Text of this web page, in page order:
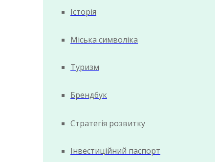
Історія
Міська символіка
Туризм
Брендбук
Стратегія розвитку
Інвестиційний паспорт